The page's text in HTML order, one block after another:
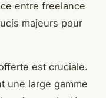
entre freelance
majeurs pour
est cruciale.
une large gamme